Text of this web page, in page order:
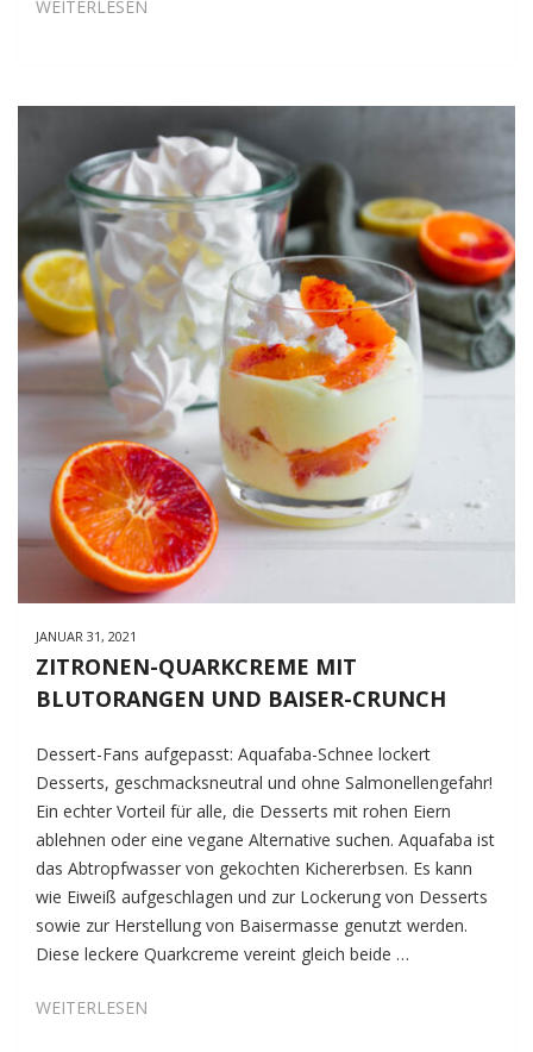
WEITERLESEN
SENF-
VINAIGRETTE
JANUAR 31, 2021
ZITRONEN-QUARKCREME MIT
BLUTORANGEN UND BAISER-CRUNCH
Dessert-Fans aufgepasst: Aquafaba-Schnee lockert
Desserts, geschmacksneutral und ohne Salmonellengefahr!
Ein echter Vorteil für alle, die Desserts mit rohen Eiern
ablehnen oder eine vegane Alternative suchen. Aquafaba ist
das Abtropfwasser von gekochten Kichererbsen. Es kann
wie Eiweiß aufgeschlagen und zur Lockerung von Desserts
sowie zur Herstellung von Baisermasse genutzt werden.
Diese leckere Quarkcreme vereint gleich beide …
WEITERLESEN